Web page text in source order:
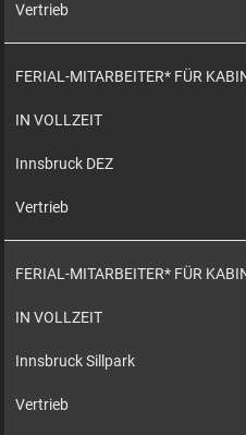
Vertrieb
FERIAL-MITARBEITER* FÜR
IN VOLLZEIT
Innsbruck DEZ
Vertrieb
FERIAL-MITARBEITER* FÜR
IN VOLLZEIT
Innsbruck Sillpark
Vertrieb